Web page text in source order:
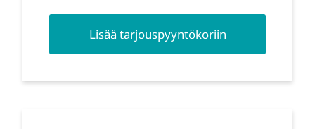
Lisää tarjouspyyntökoriin